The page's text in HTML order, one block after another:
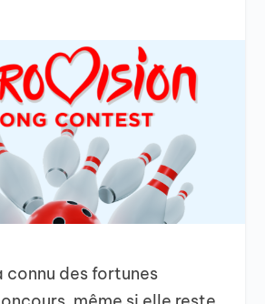
connu des fortunes